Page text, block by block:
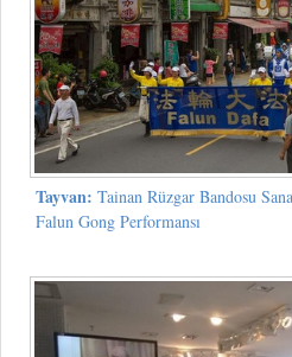
Tayvan: Tainan Rüzgar Bandosu
Falun Gong Performansı